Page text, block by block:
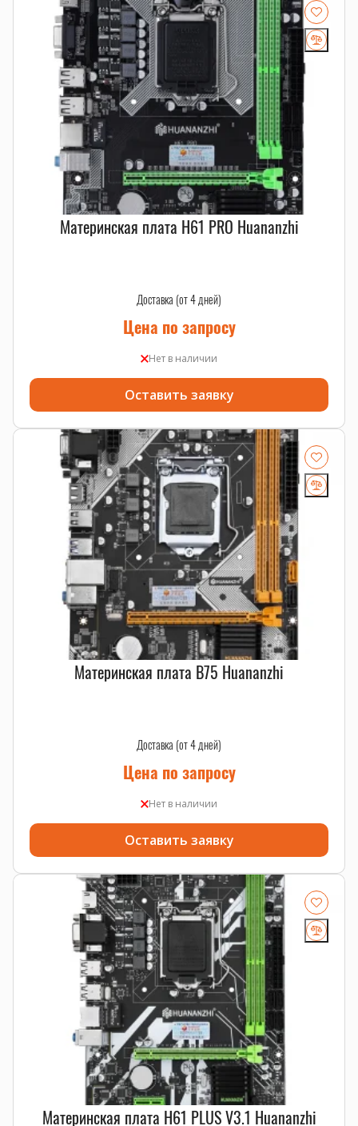
Материнская плата H61 PRO Huananzhi
Доставка (от 4 дней)
Цена по запросу
Нет в наличии
Оставить заявку
Материнская плата B75 Huananzhi
Доставка (от 4 дней)
Цена по запросу
Нет в наличии
Оставить заявку
Материнская плата H61 PLUS V3.1 Huananzhi